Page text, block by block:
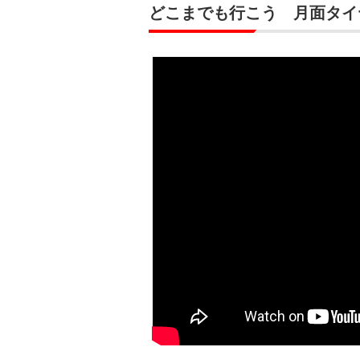
どこまでも行こう 月面タ